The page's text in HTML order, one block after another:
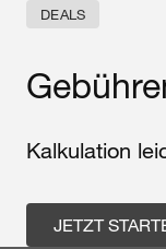
DEALS
Kalkulation
JETZT